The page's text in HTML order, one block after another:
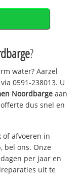
?
water? Aarzel
0591-238013. U
Noordbarge aan
dus snel en
afvoeren in
bel ons. Onze
per jaar en
uit te